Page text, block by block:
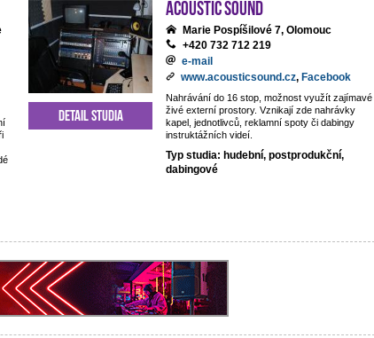
Acoustic Sound
Marie Pospíšilové 7, Olomouc
+420 732 712 219
e-mail
www.acousticsound.cz, Facebook
Nahrávání do 16 stop, možnost využít zajímavé
živé externí prostory. Vznikají zde nahrávky
kapel, jednotlivců, reklamní spoty či dabingy
instruktážních videí.
Typ studia: hudební, postprodukční,
dabingové
Detail studia